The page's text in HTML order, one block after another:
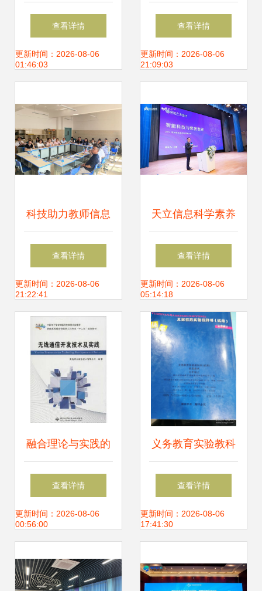
城--我校承办高淳
首场高校科技(专
查看详情
更新时间：2026-08-06
01:46:03
新生入学教育报告
会
查看详情
更新时间：2026-08-06
21:09:03
科技助力教师信息
化水平提升，玉溪
教师研修活动顺利
开展
查看详情
更新时间：2026-08-06
21:22:41
天立信息科学素养
教育服务 以技术创
新引领教育新质生
产力发展
查看详情
更新时间：2026-08-06
05:14:18
融合理论与实践的
无线通信开发指南
《无线通信开发技
查看详情
更新时间：2026-08-06
00:56:00
义务教育实验教科
书（试用）信息技
术七年级上册 开启
门
查看详情
更新时间：2026-08-06
17:41:30